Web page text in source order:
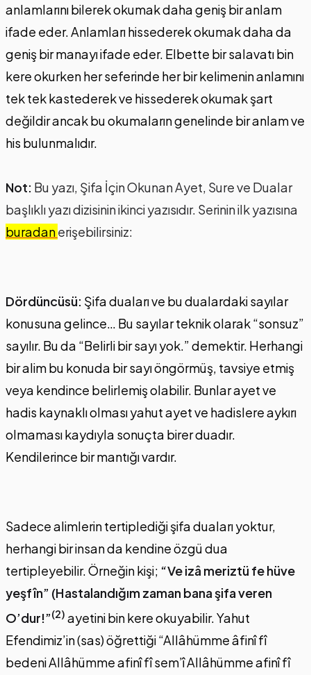
anlamlarını bilerek okumak daha geniş bir anlam
ifade eder. Anlamları hissederek okumak daha da
geniş bir manayı ifade eder. Elbette bir salavatı bin
kere okurken her seferinde her bir kelimenin anlamını
tek tek kastederek ve hissederek okumak şart
değildir ancak bu okumaların genelinde bir anlam ve
his bulunmalıdır.
Not: Bu yazı, Şifa İçin Okunan Ayet, Sure ve Dualar
başlıklı yazı dizisinin ikinci yazısıdır. Serinin ilk yazısına
buradanerişebilirsiniz:
Dördüncüsü: Şifa duaları ve bu dualardaki sayılar
konusuna gelince… Bu sayılar teknik olarak “sonsuz”
sayılır. Bu da “Belirli bir sayı yok.” demektir. Herhangi
bir alim bu konuda bir sayı öngörmüş, tavsiye etmiş
veya kendince belirlemiş olabilir. Bunlar ayet ve
hadis kaynaklı olması yahut ayet ve hadislere aykırı
olmaması kaydıyla sonuçta birer duadır.
Kendilerince bir mantığı vardır.
Sadece alimlerin tertiplediği şifa duaları yoktur,
herhangi bir insan da kendine özgü dua
tertipleyebilir. Örneğin kişi; “Ve izâ meriztü fe hüve
yeşfîn” (Hastalandığım zaman bana şifa veren
O’dur!”(2) ayetini bin kere okuyabilir. Yahut
Efendimiz’in (sas) öğrettiği “Allâhümme âfinî fî
bedeni Allâhümme afinî fî sem’î Allâhümme afinî fî